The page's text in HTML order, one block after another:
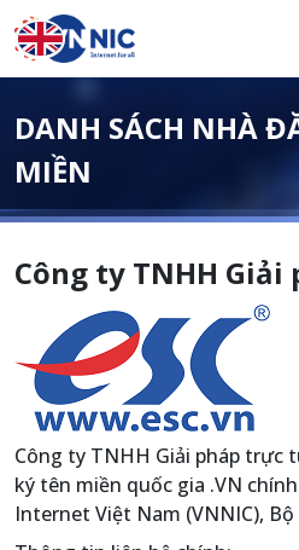
Nhảy đến nội dung
Menuheader của
DANH SÁCH NHÀ
MIỀN
Công ty TNHH
Công ty TNHH Giải pháp trực
ký tên miền quốc gia .VN
Internet Việt Nam (VNNIC),